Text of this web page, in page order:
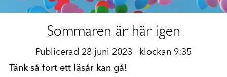
Sommaren är här igen
Publicerad 28 juni 2023 klockan 9:35
Tänk så fort ett läsår kan gå!